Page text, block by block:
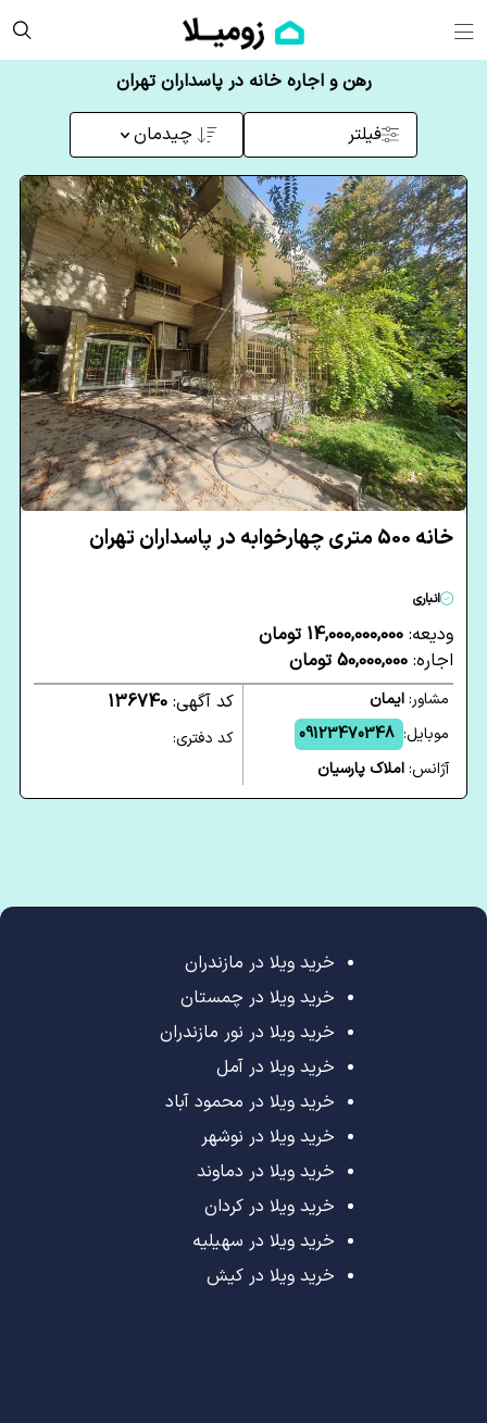
رهن و اجاره خانه در پاسداران تهران
فیلتر چیدمان
خانه 500 متری چهارخوابه در پاسداران تهران
انباری
ودیعه: 14,000,000,000 تومان
اجاره: 50,000,000 تومان
مشاور:ایمان
موبایل: 09123470348
آژانس:املاک پارسیان
کد آگهی: 136740
کد دفتری:
خرید ویلا در مازندران
خرید ویلا در چمستان
خرید ویلا در نور مازندران
خرید ویلا در آمل
خرید ویلا در محمود آباد
خرید ویلا در نوشهر
خرید ویلا در دماوند
خرید ویلا در کردان
خرید ویلا در سهیلیه
خرید ویلا در کیش